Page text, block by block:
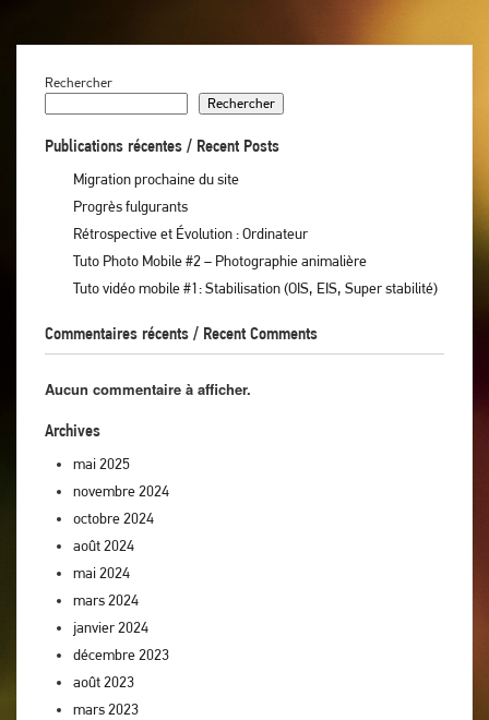
Rechercher
Rechercher
Publications récentes / Recent Posts
Migration prochaine du site
Progrès fulgurants
Rétrospective et Évolution : Ordinateur
Tuto Photo Mobile #2 – Photographie animalière
Tuto vidéo mobile #1: Stabilisation (OIS, EIS, Super stabilité)
Commentaires récents / Recent Comments
Aucun commentaire à afficher.
Archives
mai 2025
novembre 2024
octobre 2024
août 2024
mai 2024
mars 2024
janvier 2024
décembre 2023
août 2023
mars 2023